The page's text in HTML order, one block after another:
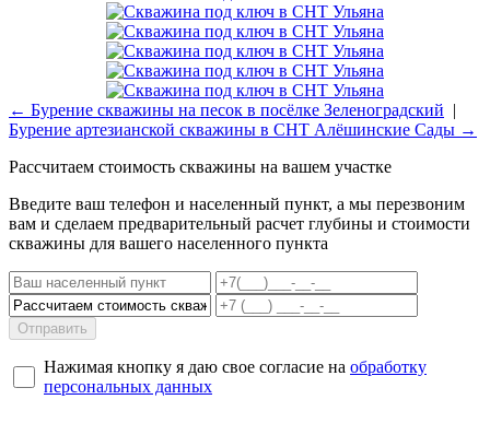
← Бурение скважины на песок в посёлке Зеленоградский |
Бурение артезианской скважины в СНТ Алёшинские Сады →
Рассчитаем стоимость скважины на вашем участке
Введите ваш телефон и населенный пункт, а мы перезвоним
вам и сделаем предварительный расчет глубины и стоимости
скважины для вашего населенного пункта
Отправить
Нажимая кнопку я даю свое согласие на обработку
персональных данных